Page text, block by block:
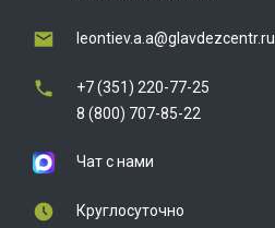
leontiev.a.a@glavdezcentr.ru
+7 (351) 220-77-25
8 (800) 707-85-22
Чат с нами
Круглосуточно